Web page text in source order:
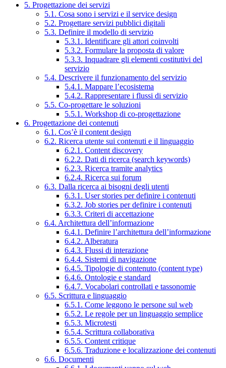
5. Progettazione dei servizi
5.1. Cosa sono i servizi e il service design
5.2. Progettare servizi pubblici digitali
5.3. Definire il modello di servizio
5.3.1. Identificare gli attori coinvolti
5.3.2. Formulare la proposta di valore
5.3.3. Inquadrare gli elementi costitutivi del
servizio
5.4. Descrivere il funzionamento del servizio
5.4.1. Mappare l’ecosistema
5.4.2. Rappresentare i flussi di servizio
5.5. Co-progettare le soluzioni
5.5.1. Workshop di co-progettazione
6. Progettazione dei contenuti
6.1. Cos’è il content design
6.2. Ricerca utente sui contenuti e il linguaggio
6.2.1. Content discovery
6.2.2. Dati di ricerca (search keywords)
6.2.3. Ricerca tramite analytics
6.2.4. Ricerca sui forum
6.3. Dalla ricerca ai bisogni degli utenti
6.3.1. User stories per definire i contenuti
6.3.2. Job stories per definire i contenuti
6.3.3. Criteri di accettazione
6.4. Architettura dell’informazione
6.4.1. Definire l’architettura dell’informazione
6.4.2. Alberatura
6.4.3. Flussi di interazione
6.4.4. Sistemi di navigazione
6.4.5. Tipologie di contenuto (content type)
6.4.6. Ontologie e standard
6.4.7. Vocabolari controllati e tassonomie
6.5. Scrittura e linguaggio
6.5.1. Come leggono le persone sul web
6.5.2. Le regole per un linguaggio semplice
6.5.3. Microtesti
6.5.4. Scrittura collaborativa
6.5.5. Content critique
6.5.6. Traduzione e localizzazione dei contenuti
6.6. Documenti